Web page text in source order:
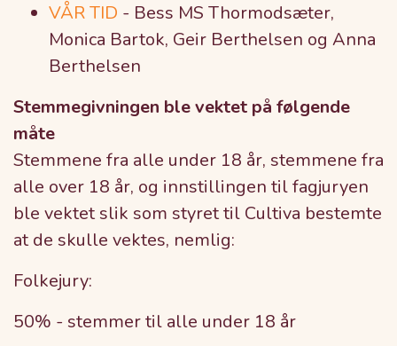
VÅR TID - Bess MS Thormodsæter,
Monica Bartok, Geir Berthelsen og Anna
Berthelsen
Stemmegivningen ble vektet på følgende
måte
Stemmene fra alle under 18 år, stemmene fra
alle over 18 år, og innstillingen til fagjuryen
ble vektet slik som styret til Cultiva bestemte
at de skulle vektes, nemlig:
Folkejury:
50% - stemmer til alle under 18 år